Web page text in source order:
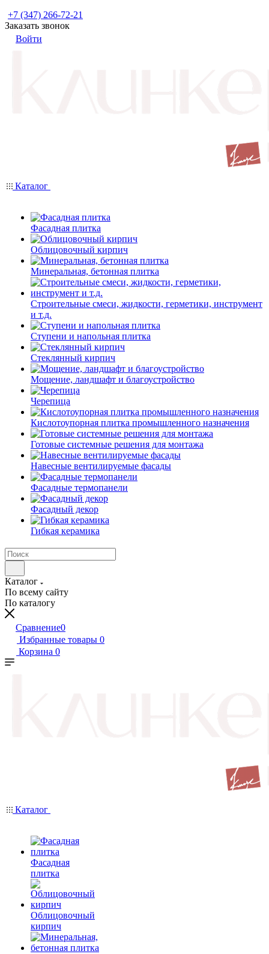
+7 (347) 266-72-21
Заказать звонок
Войти
Каталог
Фасадная плитка
Облицовочный кирпич
Минеральная, бетонная плитка
Строительные смеси, жидкости, герметики, инструмент
и т.д.
Ступени и напольная плитка
Cтеклянный кирпич
Мощение, ландшафт и благоустройство
Черепица
Кислотоупорная плитка промышленного назначения
Готовые системные решения для монтажа
Навесные вентилируемые фасады
Фасадные термопанели
Фасадный декор
Гибкая керамика
Каталог
По всему сайту
По каталогу
Сравнение0
Избранные товары 0
Корзина 0
Каталог
Фасадная
плитка
Облицовочный
кирпич